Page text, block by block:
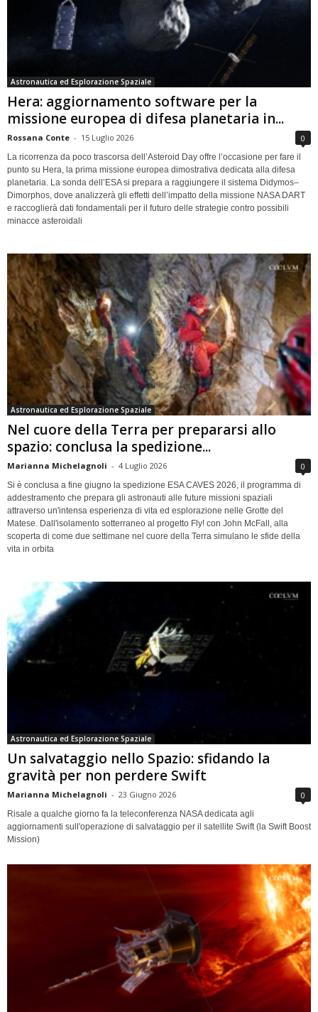
Astronautica ed Esplorazione Spaziale
Hera: aggiornamento software per la
missione europea di difesa planetaria in...
Rossana Conte - 15 Luglio 2026 0
La ricorrenza da poco trascorsa dell’Asteroid Day offre l’occasione per fare il
punto su Hera, la prima missione europea dimostrativa dedicata alla difesa
planetaria. La sonda dell’ESA si prepara a raggiungere il sistema Didymos–
Dimorphos, dove analizzerà gli effetti dell’impatto della missione NASA DART
e raccoglierà dati fondamentali per il futuro delle strategie contro possibili
minacce asteroidali
Astronautica ed Esplorazione Spaziale
Nel cuore della Terra per prepararsi allo
spazio: conclusa la spedizione...
Marianna Michelagnoli - 4 Luglio 2026 0
Si è conclusa a fine giugno la spedizione ESA CAVES 2026, il programma di
addestramento che prepara gli astronauti alle future missioni spaziali
attraverso un'intensa esperienza di vita ed esplorazione nelle Grotte del
Matese. Dall'isolamento sotterraneo al progetto Fly! con John McFall, alla
scoperta di come due settimane nel cuore della Terra simulano le sfide della
vita in orbita
Astronautica ed Esplorazione Spaziale
Un salvataggio nello Spazio: sfidando la
gravità per non perdere Swift
Marianna Michelagnoli - 23 Giugno 2026 0
Risale a qualche giorno fa la teleconferenza NASA dedicata agli
aggiornamenti sull'operazione di salvataggio per il satellite Swift (la Swift Boost
Mission)